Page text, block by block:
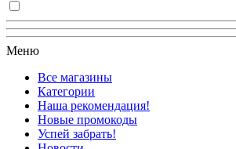
Меню
Все магазины
Категории
Наша рекомендация!
Новые промокоды
Успей забрать!